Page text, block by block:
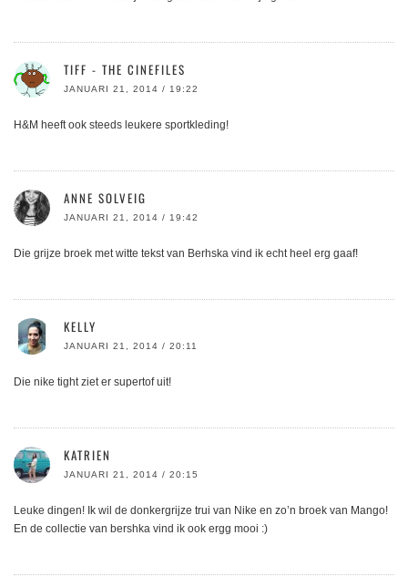
TIFF - THE CINEFILES
JANUARI 21, 2014 / 19:22
H&M heeft ook steeds leukere sportkleding!
ANNE SOLVEIG
JANUARI 21, 2014 / 19:42
Die grijze broek met witte tekst van Berhska vind ik echt heel erg gaaf!
KELLY
JANUARI 21, 2014 / 20:11
Die nike tight ziet er supertof uit!
KATRIEN
JANUARI 21, 2014 / 20:15
Leuke dingen! Ik wil de donkergrijze trui van Nike en zo’n broek van Mango!
En de collectie van bershka vind ik ook ergg mooi :)